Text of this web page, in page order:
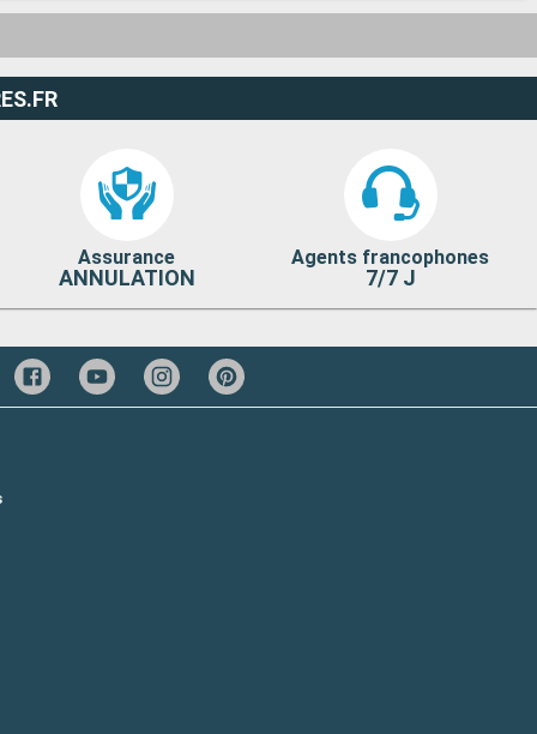
Assurance
ANNULATION
Agents francophones
7/7 J